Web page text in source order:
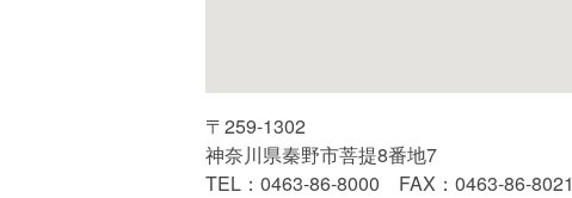
〒259-1302
神奈川県秦野市菩提8番地7
TEL：0463-86-8000 FAX：0463-86-8021